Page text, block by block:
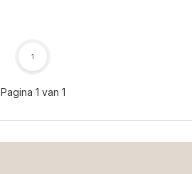
Pagina 1 van 1
1